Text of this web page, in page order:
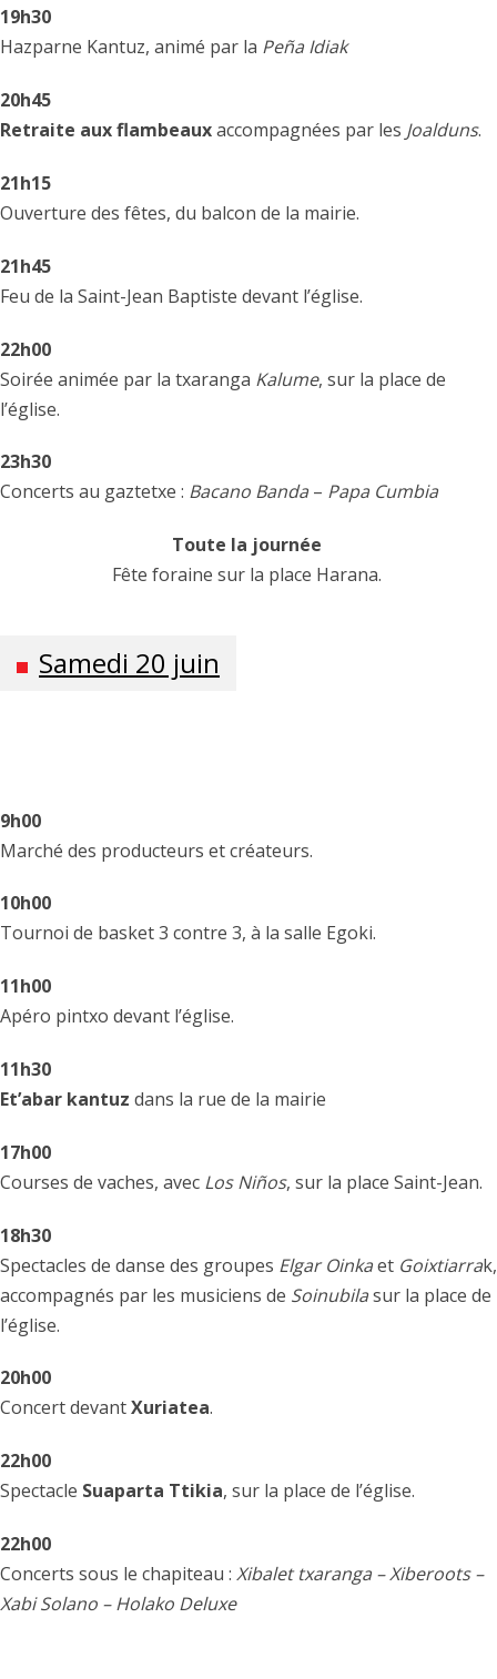
19h30
Hazparne Kantuz, animé par la Peña Idiak
20h45
Retraite aux flambeauxaccompagnées par les Joalduns.
21h15
Ouverture des fêtes, du balcon de la mairie.
21h45
Feu de la Saint-Jean Baptiste devant l’église.
22h00
Soirée animée par la txaranga Kalume, sur la place de
l’église.
23h30
Concerts au gaztetxe : Bacano Banda – Papa Cumbia
Toute la journée
Fête foraine sur la place Harana.
Samedi 20 juin
9h00
Marché des producteurs et créateurs.
10h00
Tournoi de basket 3 contre 3, à la salle Egoki.
11h00
Apéro pintxo devant l’église.
11h30
Et’abar kantuz dans la rue de la mairie
17h00
Courses de vaches, avec Los Niños, sur la place Saint-Jean.
18h30
Spectacles de danse des groupes Elgar Oinkaet Goixtiarrak,
accompagnés par les musiciens de Soinubilasur la place de
l’église.
20h00
Concert devantXuriatea.
22h00
Spectacle Suaparta Ttikia, sur la place de l’église.
22h00
Concerts sous le chapiteau : Xibalet txaranga – Xiberoots –
Xabi Solano – Holako Deluxe